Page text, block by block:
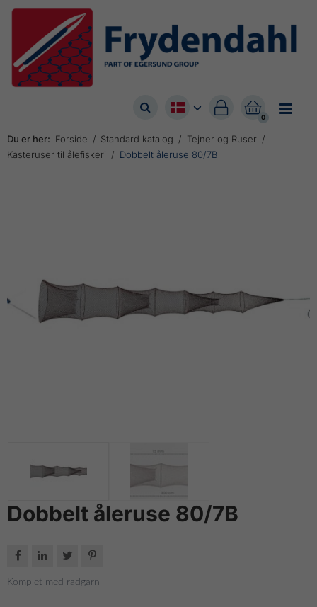


0

Du er her: Forside Standard katalog
Tejner og Ruser
Kasteruser til ålefiskeri
Dobbelt åleruse 80/7B
Dobbelt åleruse 80/7B
   
Komplet med radgarn